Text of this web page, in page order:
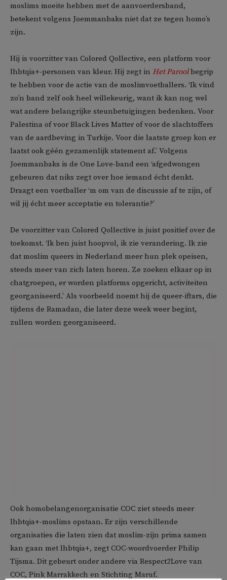
moslims moeite hebben met de aanvoerdersband,
betekent volgens Joemmanbaks niet dat ze tegen homo’s
zijn.
Hij is voorzitter van Colored Qollective, een platform voor
lhbtqia+-personen van kleur. Hij zegt in Het Paroolbegrip
te hebben voor de actie van de moslimvoetballers. ‘Ik vind
zo’n band zelf ook heel willekeurig, want ik kan nog wel
wat andere belangrijke steunbetuigingen bedenken. Voor
Palestina of voor Black Lives Matter of voor de slachtoffers
van de aardbeving in Turkije. Voor die laatste groep kon er
laatst ook géén gezamenlijk statement af.’ Volgens
Joemmanbaks is de One Love-band een ‘afgedwongen
gebeuren dat niks zegt over hoe iemand écht denkt.
Draagt een voetballer ‘m om van de discussie af te zijn, of
wil jij écht meer acceptatie en tolerantie?’
De voorzitter van Colored Qollective is juist positief over de
toekomst. ‘Ik ben juist hoopvol, ik zie verandering. Ik zie
dat moslim queers in Nederland meer hun plek opeisen,
steeds meer van zich laten horen. Ze zoeken elkaar op in
chatgroepen, er worden platforms opgericht, activiteiten
georganiseerd.’ Als voorbeeld noemt hij de queer-iftars, die
tijdens de Ramadan, die later deze week weer begint,
zullen worden georganiseerd.
Ook homobelangenorganisatie COC ziet steeds meer
lhbtqia+-moslims opstaan. Er zijn verschillende
organisaties die laten zien dat moslim-zijn prima samen
kan gaan met lhbtqia+, zegt COC-woordvoerder Philip
Tijsma. Dit gebeurt onder andere via Respect2Love van
COC, Pink Marrakkech en Stichting Maruf.